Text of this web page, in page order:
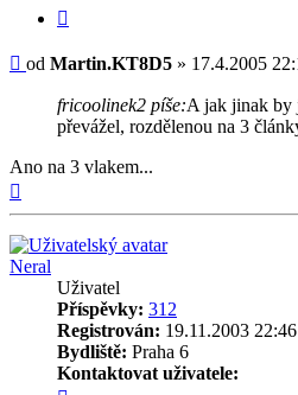
Příspěvek
od Martin.KT8D5 » 17.4.2005
fricoolinek2 píše:A jak jinak
převážel, rozdělenou na 3
Ano na 3 vlakem...
Neral
Uživatel
Příspěvky: 312
Registrován: 19.11.2003 22:46
Bydliště: Praha 6
Kontaktovat uživatele: